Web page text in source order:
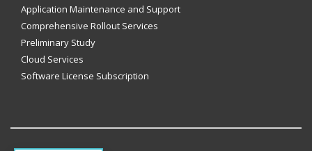
Application Maintenance and Support
Comprehensive Rollout Services
Preliminary Study
Cloud Services
Software License Subscription